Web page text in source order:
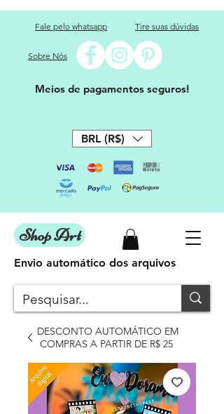
Fale pelo whatsapp Tire suas dúvidas
Sobre Nós
Meios de pagamentos seguros!
BRL (R$)
Shop Art
DESCONTO AUTOMÁTICO EM
COMPRAS A PARTIR DE R$ 25
Envio automático dos arquivos